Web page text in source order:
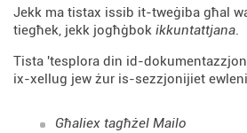
Jekk ma tistax issib it-tweġiba għal
tiegħek, jekk jogħġbok ikkuntattjana.
Tista 'tesplora din id-
ix-xellug jew żur is-sezzjonijiet
Għaliex tagħżel Mailo